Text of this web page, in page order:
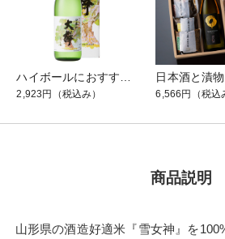
ハイボールにおすすめ！ 六歌仙 日本一大欅 ひがしね 720ml
2,923円 （税込み）
日本酒と漬
6,566円 （税込
商品説明
山形県の酒造好適米『雪女神』を